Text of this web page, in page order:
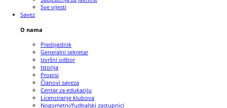
Sve vijesti
Savez
O nama
Predsjednik
Generalni sekretar
Izvršni odbor
Istorija
Propisi
Članovi saveza
Centar za edukaciju
Licenciranje klubova
Nogometni/fudbalski zastupnici